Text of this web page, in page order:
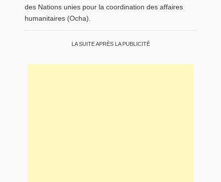
des Nations unies pour la coordination des affaires
humanitaires (Ocha).
LA SUITE APRÈS LA PUBLICITÉ